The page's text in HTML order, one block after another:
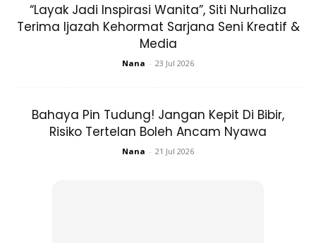
“Layak Jadi Inspirasi Wanita”, Siti Nurhaliza
Terima Ijazah Kehormat Sarjana Seni Kreatif &
Media
Nana - 23 Jul 2026
Bahaya Pin Tudung! Jangan Kepit Di Bibir,
Risiko Tertelan Boleh Ancam Nyawa
Nana - 21 Jul 2026